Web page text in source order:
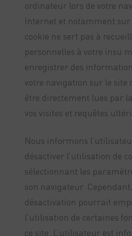
ordinateur lors de votre
Internet et notamment sur
cookie ne sert pas à
personnelles à votre insu
enregistrer des
votre navigation sur le site
être directement lues par
vos visites et requêtes
Nous informons
désactiver l’utilisation de
sélectionnant les
son navigateur.
désactivation pourrait
l’utilisation de certaines
ce site. L’utilisateur est